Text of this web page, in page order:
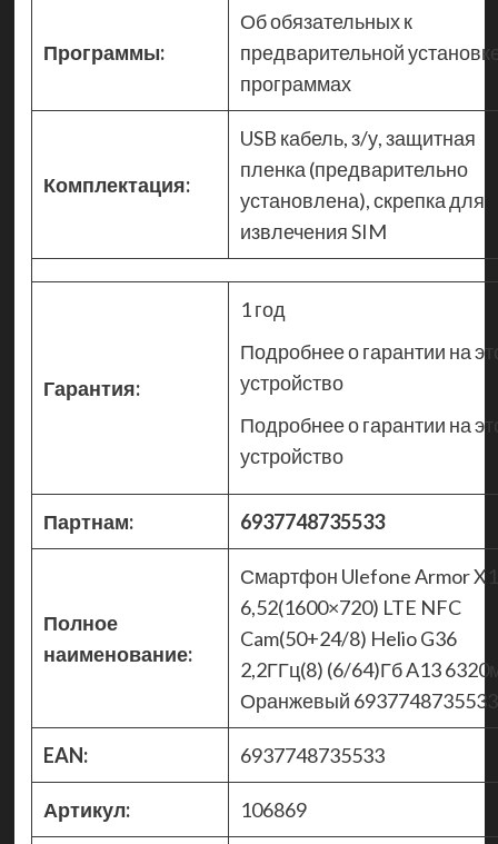
Программы:
Об обязательных к
предварительной
программах
Комплектация:
USB кабель, з/у, защитная
пленка (предварительно
установлена), скрепка для
извлечения SIM
Гарантия:
1 год
Подробнее о гарантии на
устройство
Подробнее о гарантии на
устройство
Партнам: 6937748735533
Полное
наименование:
Смартфон Ulefone Armor
6,52(1600×720) LTE NFC
Cam(50+24/8) Helio G36
2,2ГГц(8) (6/64)Гб A13
Оранжевый 6937748735533
EAN: 6937748735533
Артикул: 106869